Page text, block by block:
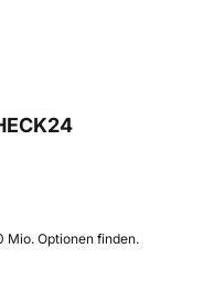
Mio. Optionen finden.